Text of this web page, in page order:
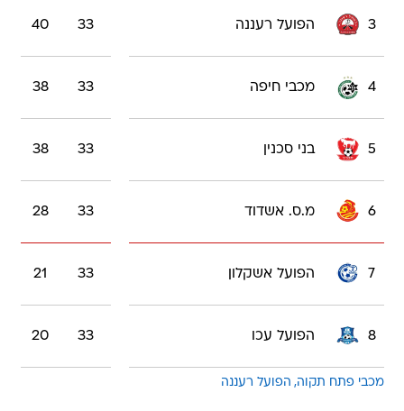
3 הפועל רעננה 33
40
4 מכבי חיפה 33
38
5 בני סכנין 33
38
6 מ.ס. אשדוד 33
28
7 הפועל אשקלון 33
21
8 הפועל עכו 33
20
מכבי פתח תקוה הפועל רעננה